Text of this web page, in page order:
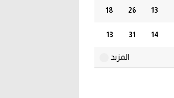
13
26
18
14
31
13
المزيد